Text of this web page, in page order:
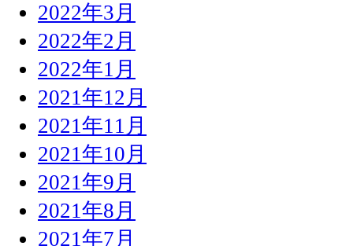
2022年3月
2022年2月
2022年1月
2021年12月
2021年11月
2021年10月
2021年9月
2021年8月
2021年7月